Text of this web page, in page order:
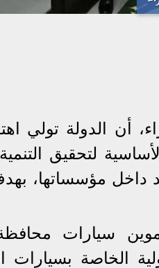
الدولة تولي
لتحقيق
داخل مؤسساتها،
سيارات محافظة
الخاصة بسيارات